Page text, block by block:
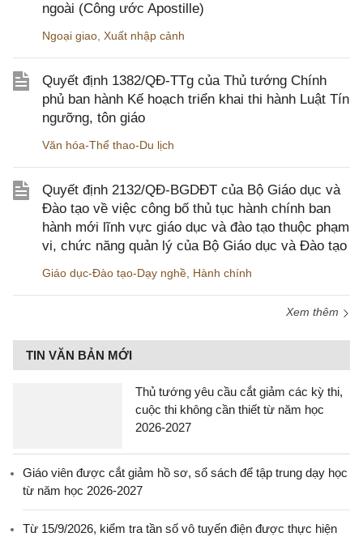
ngoài (Công ước Apostille)
Ngoại giao, Xuất nhập cảnh
Quyết định 1382/QĐ-TTg của Thủ tướng Chính
phủ ban hành Kế hoạch triển khai thi hành Luật Tín
ngưỡng, tôn giáo
Văn hóa-Thể thao-Du lịch
Quyết định 2132/QĐ-BGDĐT của Bộ Giáo dục và
Đào tạo về việc công bố thủ tục hành chính ban
hành mới lĩnh vực giáo dục và đào tạo thuộc phạm
vi, chức năng quản lý của Bộ Giáo dục và Đào tạo
Giáo dục-Đào tạo-Dạy nghề, Hành chính
Xem thêm
TIN VĂN BẢN MỚI
Thủ tướng yêu cầu cắt giảm các kỳ thi,
cuộc thi không cần thiết từ năm học
2026-2027
Giáo viên được cắt giảm hồ sơ, sổ sách để tập trung dạy học
từ năm học 2026-2027
Từ 15/9/2026, kiểm tra tần số vô tuyến điện được thực hiện